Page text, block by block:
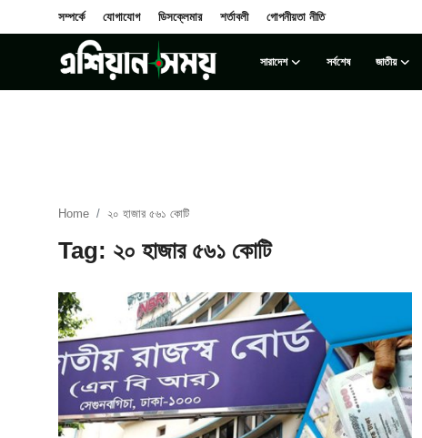
সম্পর্কে যোগাযোগ ডিসক্লেমার শর্তাবলী গোপনীয়তা নীতি
সারাদেশ সর্বশেষ জাতীয়
গোপনীয়তা নীতি
Home ২০ হাজার ৫৬১ কোটি
Tag: ২০ হাজার ৫৬১ কোটি